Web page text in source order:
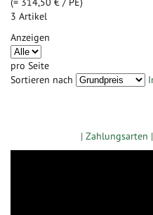
3 Artikel
Anzeigen
pro Seite
Sortieren nach
| Zahlungsarten |